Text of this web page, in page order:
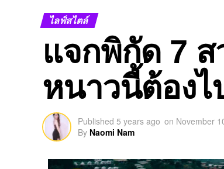
ไลฟ์สไตล์
แจกพิกัด 7
หนาวนี้ต้องไ
Published 5 years ago on November
By Naomi Nam